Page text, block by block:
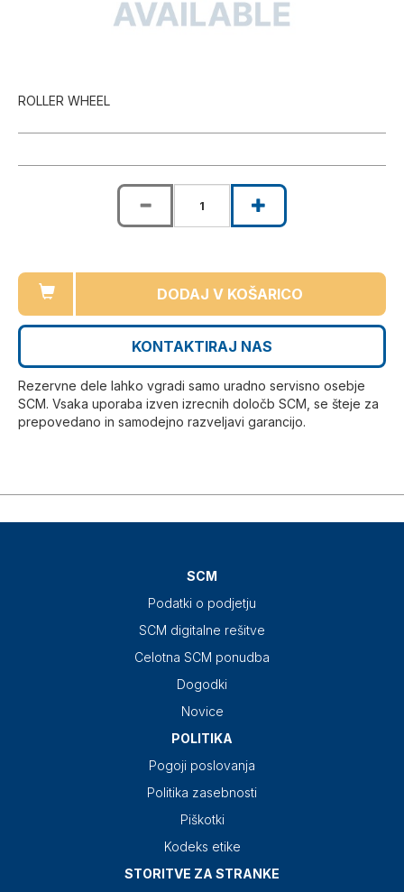
ROLLER WHEEL
DODAJ V KOŠARICO
KONTAKTIRAJ NAS
Rezervne dele lahko vgradi samo uradno servisno osebje
SCM. Vsaka uporaba izven izrecnih določb SCM, se šteje za
prepovedano in samodejno razveljavi garancijo.
SCM
Podatki o podjetju
SCM digitalne rešitve
Celotna SCM ponudba
Dogodki
Novice
POLITIKA
Pogoji poslovanja
Politika zasebnosti
Piškotki
Kodeks etike
STORITVE ZA STRANKE